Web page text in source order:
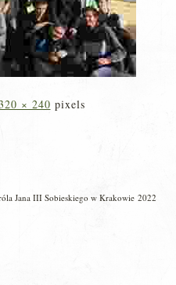
× 240 pixels
Jana III Sobieskiego w Krakowie 2022